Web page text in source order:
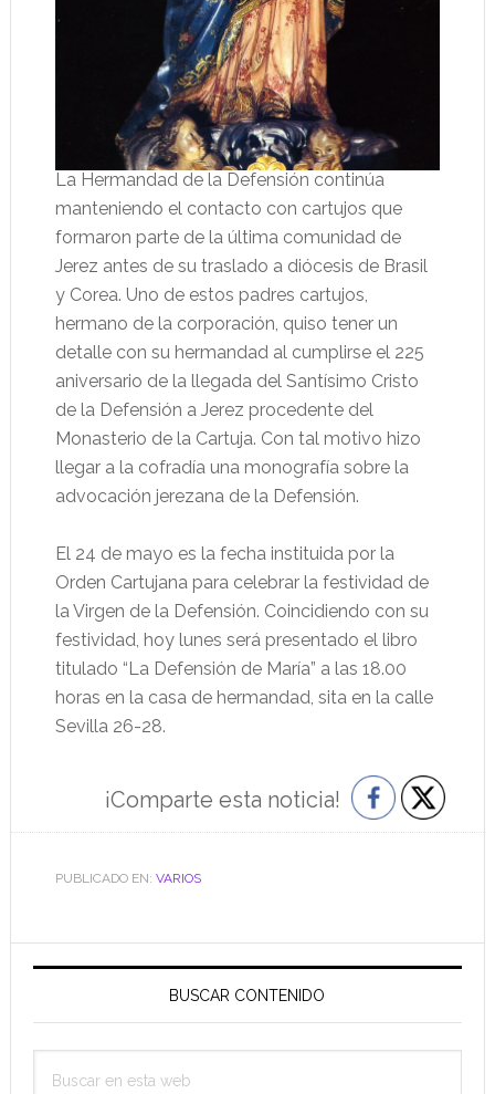
La Hermandad de la Defensión continúa
manteniendo el contacto con cartujos que
formaron parte de la última comunidad de
Jerez antes de su traslado a diócesis de Brasil
y Corea. Uno de estos padres cartujos,
hermano de la corporación, quiso tener un
detalle con su hermandad al cumplirse el 225
aniversario de la llegada del Santísimo Cristo
de la Defensión a Jerez procedente del
Monasterio de la Cartuja. Con tal motivo hizo
llegar a la cofradía una monografía sobre la
advocación jerezana de la Defensión.
El 24 de mayo es la fecha instituida por la
Orden Cartujana para celebrar la festividad de
la Virgen de la Defensión. Coincidiendo con su
festividad, hoy lunes será presentado el libro
titulado “La Defensión de María” a las 18.00
horas en la casa de hermandad, sita en la calle
Sevilla 26-28.
¡Comparte esta noticia!
PUBLICADO EN: VARIOS
Barra
principal
BUSCAR CONTENIDO